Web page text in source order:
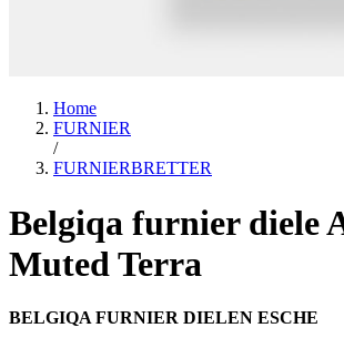
Home
FURNIER
/
FURNIERBRETTER
Belgiqa furnier diele
Muted Terra
BELGIQA FURNIER DIELEN ESCHE